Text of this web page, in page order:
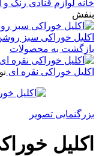
خانه لوازم قنادی رنگ و
بنفش
اکلیل خوراکی سبز
بازگشت به محصولات
اکلیل خوراکی نقره ای
بزرگنمایی تصویر
اکلیل